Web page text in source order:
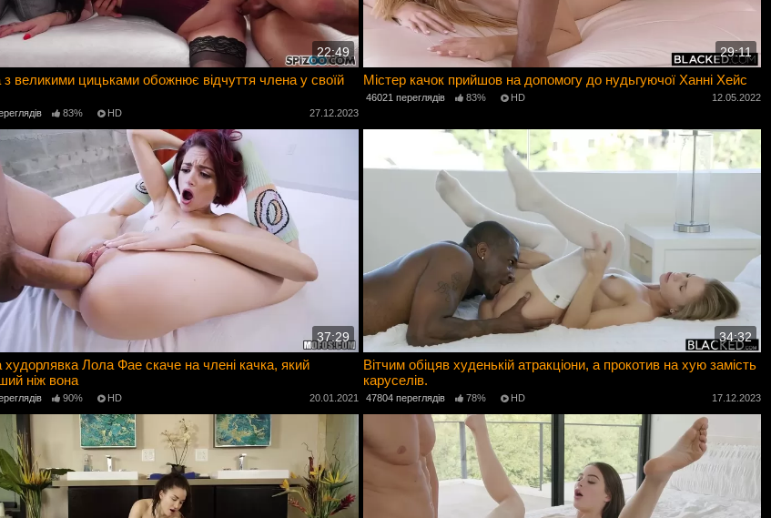
22:49
великими цицьками обожнює відчуття члена у своїй
83% HD 27.12.2023
29:11
Містер качок прийшов на допомогу до нудьгуючої Ханні Хейс
46021 переглядів 83% HD 12.05.2022
37:29
худорлявка Лола Фае скаче на члені качка, який
ніж вона
90% HD 20.01.2021
34:32
Вітчим обіцяв худенькій атракціони, а прокотив на хую замість
каруселів.
47804 переглядів 78% HD 17.12.2023